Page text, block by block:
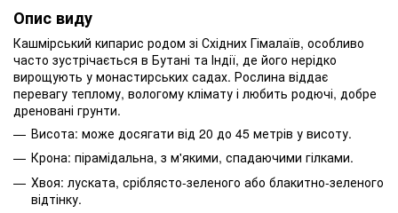
Опис виду
Кашмірський кипарис родом зі Східних Гімалаїв, особливо
часто зустрічається в Бутані та Індії, де його нерідко
вирощують у монастирських садах. Рослина віддає
перевагу теплому, вологому клімату і любить родючі, добре
дреновані грунти.
Висота: може досягати від 20 до 45 метрів у висоту.
Крона: пірамідальна, з м'якими, спадаючими гілками.
Хвоя: луската, сріблясто-зеленого або блакитно-зеленого
відтінку.